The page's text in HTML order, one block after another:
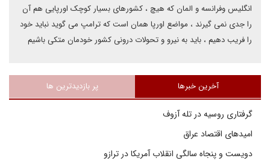
انگلیس وفرانسه و المان که هیچ ، کشورهای بسیار کوچک اورپایی هم آن
را جدی نمی گیرند ، مواضع اورپا همان است که ترامپ می گوید نباید خود
را فریب دهیم ، باید به نیرو و تحولات درونی کشور خودمان متکی باشیم
آخرین خبرها پر بازدیدترین ها
گرفتاری روسیه در تله آزوف
امیدهای اقتصاد عراق
دویست و پنجاه سالگی انقلاب آمریکا در ترازو